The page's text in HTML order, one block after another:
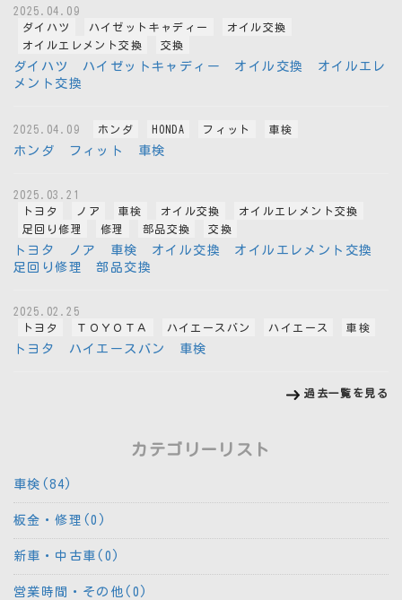
2025.04.09
ダイハツ
ハイゼットキャディー
オイル交換
オイルエレメント交換
交換
ダイハツ ハイゼットキャディー オイル交換 オイルエレ
メント交換
2025.04.09 ホンダ HONDA フィット 車検
ホンダ フィット 車検
2025.03.21
トヨタ
ノア 車検 オイル交換
オイルエレメント交換
足回り修理
修理 部品交換 交換
トヨタ ノア 車検 オイル交換 オイルエレメント交換
足回り修理 部品交換
2025.02.25
トヨタ
ＴＯＹＯＴＡ ハイエースバン ハイエース 車検
トヨタ ハイエースバン 車検
過去一覧を見る
カテゴリーリスト
車検(84)
板金・修理(0)
新車・中古車(0)
営業時間・その他(0)